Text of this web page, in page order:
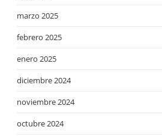
marzo 2025
febrero 2025
enero 2025
diciembre 2024
noviembre 2024
octubre 2024